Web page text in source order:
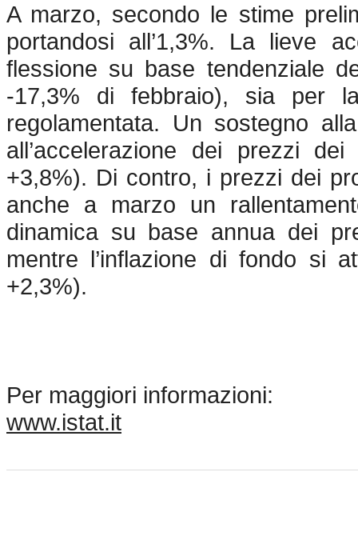
A marzo, secondo le stime
portandosi all’1,3%. La lieve
flessione su base tendenziale
-17,3% di febbraio), sia per
regolamentata. Un sostegno
all’accelerazione dei prezzi
+3,8%). Di contro, i prezzi dei
anche a marzo un
dinamica su base annua dei
mentre l’inflazione di fondo si
+2,3%).
Per maggiori informazioni:
www.istat.it